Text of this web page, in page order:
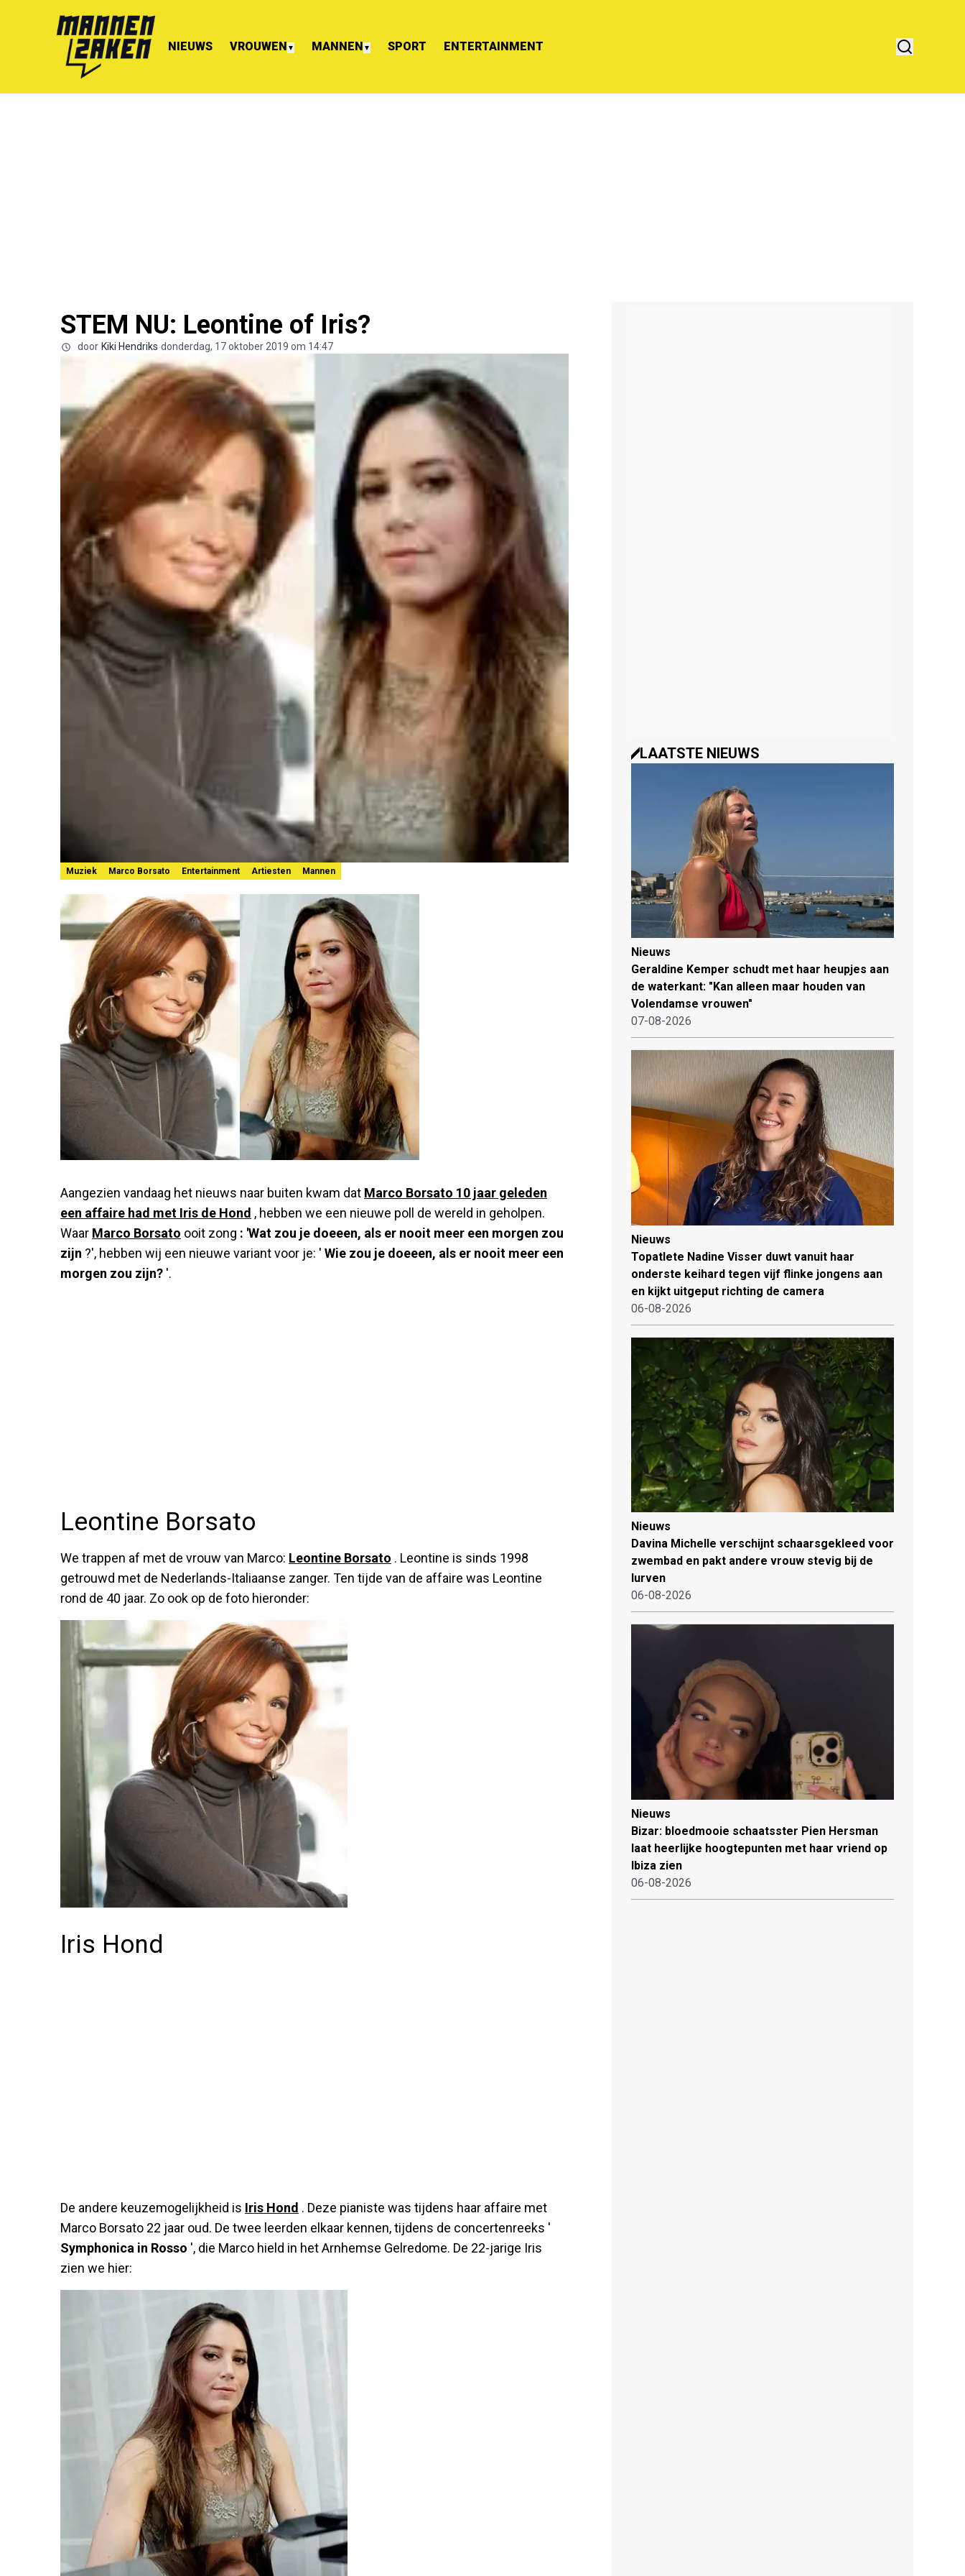
NIEUWS VROUWEN ▼ MANNEN ▼ SPORT ENTERTAINMENT
STEM NU: Leontine of Iris?
door Kiki Hendriks donderdag, 17 oktober 2019 om 14:47
Muziek Marco Borsato Entertainment Artiesten Mannen
Aangezien vandaag het nieuws naar buiten kwam dat Marco Borsato 10 jaar geleden
een affaire had met Iris de Hond , hebben we een nieuwe poll de wereld in geholpen.
Waar Marco Borsato ooit zong : 'Wat zou je doeeen, als er nooit meer een morgen zou
zijn ?', hebben wij een nieuwe variant voor je: ' Wie zou je doeeen, als er nooit meer een
morgen zou zijn? '.
Leontine Borsato
We trappen af met de vrouw van Marco: Leontine Borsato . Leontine is sinds 1998
getrouwd met de Nederlands-Italiaanse zanger. Ten tijde van de affaire was Leontine
rond de 40 jaar. Zo ook op de foto hieronder:
Iris Hond
De andere keuzemogelijkheid is Iris Hond . Deze pianiste was tijdens haar affaire met
Marco Borsato 22 jaar oud. De twee leerden elkaar kennen, tijdens de concertenreeks '
Symphonica in Rosso ', die Marco hield in het Arnhemse Gelredome. De 22-jarige Iris
zien we hier:
LAATSTE NIEUWS
Nieuws
Geraldine Kemper schudt met haar heupjes aan
de waterkant: "Kan alleen maar houden van
Volendamse vrouwen"
07-08-2026
Nieuws
Topatlete Nadine Visser duwt vanuit haar
onderste keihard tegen vijf flinke jongens aan
en kijkt uitgeput richting de camera
06-08-2026
Nieuws
Davina Michelle verschijnt schaarsgekleed voor
zwembad en pakt andere vrouw stevig bij de
lurven
06-08-2026
Nieuws
Bizar: bloedmooie schaatsster Pien Hersman
laat heerlijke hoogtepunten met haar vriend op
Ibiza zien
06-08-2026